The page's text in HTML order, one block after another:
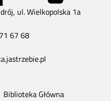
ul. Wielkopolska 1a
67 68
Biblioteka Główna